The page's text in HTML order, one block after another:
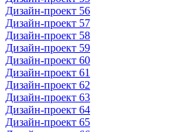
Дизайн-проект 56
Дизайн-проект 57
Дизайн-проект 58
Дизайн-проект 59
Дизайн-проект 60
Дизайн-проект 61
Дизайн-проект 62
Дизайн-проект 63
Дизайн-проект 64
Дизайн-проект 65